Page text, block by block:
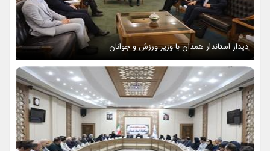
دیدار استاندار همدان با وزیر ورزش و جوانان